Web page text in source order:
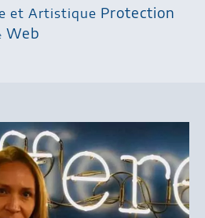
et Artistique Protection
Web